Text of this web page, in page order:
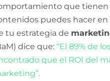
que tienen
puedes hacer
tu estrategia de
dice que: “El 89% de
que el ROI del